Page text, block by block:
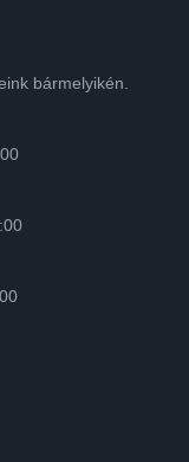
bármelyikén.